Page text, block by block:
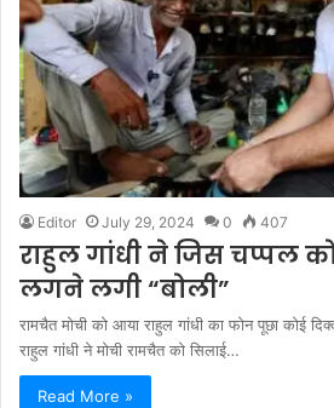
Editor July 29, 2024 0 407
राहुल गांधी ने जिस चप्पल
लगने लगी “बोली”
रामचैत मोची को आया राहुल गांधी का फोन पूछा कोई
राहुल गांधी ने मोची रामचैत को सिलाई…
Read More »